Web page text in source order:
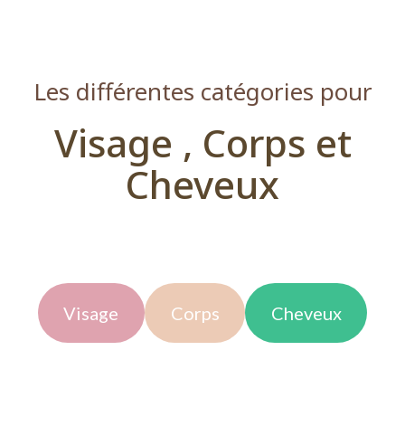
Les différentes catégories pour
Visage , Corps et
Cheveux
Visage Corps Cheveux